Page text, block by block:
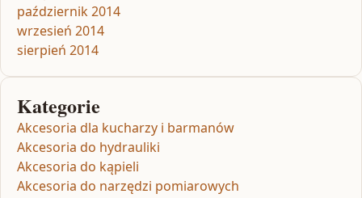
październik 2014
wrzesień 2014
sierpień 2014
Kategorie
Akcesoria dla kucharzy i barmanów
Akcesoria do hydrauliki
Akcesoria do kąpieli
Akcesoria do narzędzi pomiarowych